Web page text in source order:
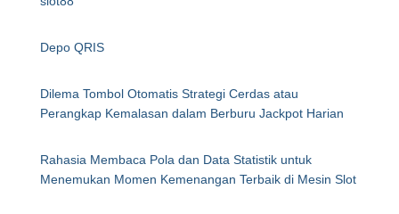
Depo QRIS
Dilema Tombol Otomatis Strategi Cerdas atau
Perangkap Kemalasan dalam Berburu Jackpot Harian
Rahasia Membaca Pola dan Data Statistik untuk
Menemukan Momen Kemenangan Terbaik di Mesin Slot